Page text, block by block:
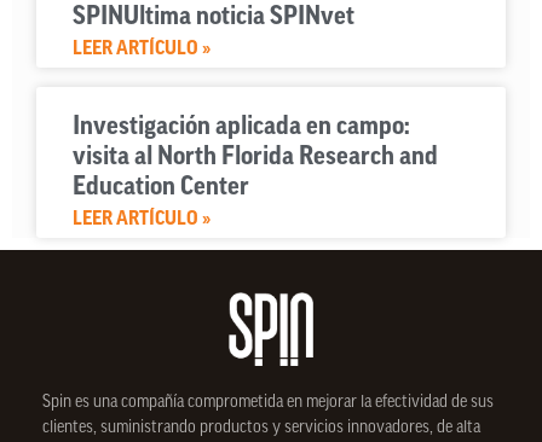
SPINUltima noticia SPINvet
LEER ARTÍCULO »
Investigación aplicada en campo:
visita al North Florida Research and
Education Center
LEER ARTÍCULO »
Spin es una compañía comprometida en mejorar la efectividad de sus
clientes, suministrando productos y servicios innovadores, de alta